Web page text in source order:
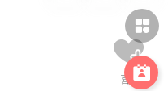

